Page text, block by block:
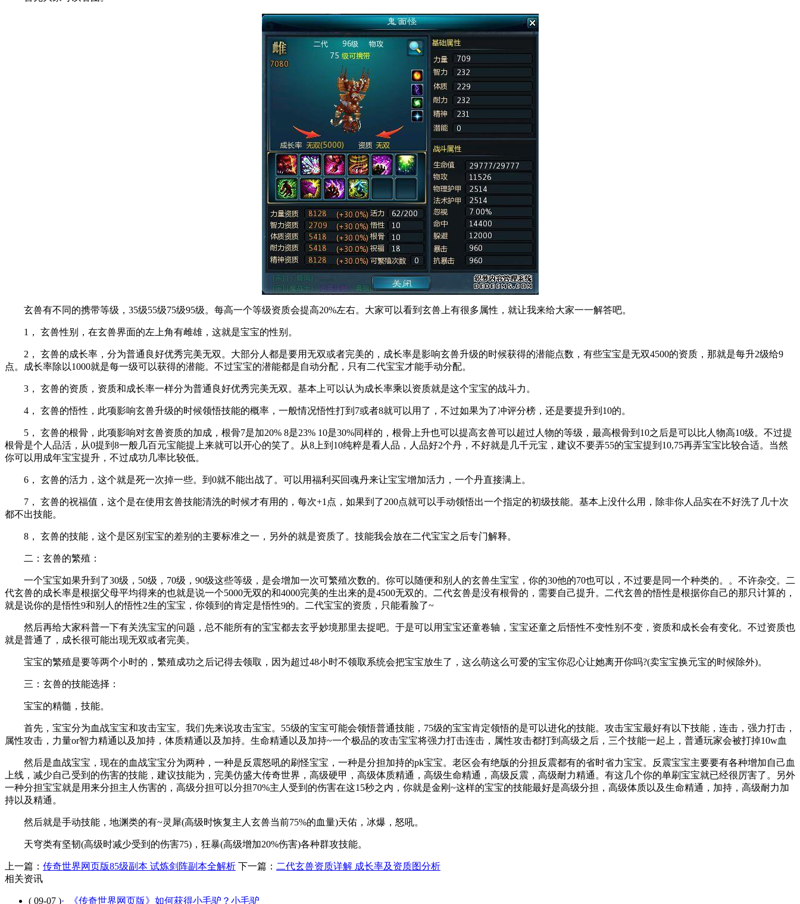
玄兽有不同的携带等级，35级55级75级95级。每高一个等级资质会提高20%左右。大家可以看到玄兽上有很多属性，就让我来给大家一一解答吧。
1， 玄兽性别，在玄兽界面的左上角有雌雄，这就是宝宝的性别。
2， 玄兽的成长率，分为普通良好优秀完美无双。大部分人都是要用无双或者完美的，成长率是影响玄兽升级的时候获得的潜能点数，有些宝宝是无双4500的资质，那就是每升2级给9
点。成长率除以1000就是每一级可以获得的潜能。不过宝宝的潜能都是自动分配，只有二代宝宝才能手动分配。
3， 玄兽的资质，资质和成长率一样分为普通良好优秀完美无双。基本上可以认为成长率乘以资质就是这个宝宝的战斗力。
4， 玄兽的悟性，此项影响玄兽升级的时候领悟技能的概率，一般情况悟性打到7或者8就可以用了，不过如果为了冲评分榜，还是要提升到10的。
5， 玄兽的根骨，此项影响对玄兽资质的加成，根骨7是加20% 8是23% 10是30%同样的，根骨上升也可以提高玄兽可以超过人物的等级，最高根骨到10之后是可以比人物高10级。不过提
根骨是个人品活，从0提到8一般几百元宝能提上来就可以开心的笑了。从8上到10纯粹是看人品，人品好2个丹，不好就是几千元宝，建议不要弄55的宝宝提到10,75再弄宝宝比较合适。当然
你可以用成年宝宝提升，不过成功几率比较低。
6， 玄兽的活力，这个就是死一次掉一些。到0就不能出战了。可以用福利买回魂丹来让宝宝增加活力，一个丹直接满上。
7， 玄兽的祝福值，这个是在使用玄兽技能清洗的时候才有用的，每次+1点，如果到了200点就可以手动领悟出一个指定的初级技能。基本上没什么用，除非你人品实在不好洗了几十次
都不出技能。
8， 玄兽的技能，这个是区别宝宝的差别的主要标准之一，另外的就是资质了。技能我会放在二代宝宝之后专门解释。
二：玄兽的繁殖：
一个宝宝如果升到了30级，50级，70级，90级这些等级，是会增加一次可繁殖次数的。你可以随便和别人的玄兽生宝宝，你的30他的70也可以，不过要是同一个种类的。。不许杂交。二
代玄兽的成长率是根据父母平均得来的也就是说一个5000无双的和4000完美的生出来的是4500无双的。二代玄兽是没有根骨的，需要自己提升。二代玄兽的悟性是根据你自己的那只计算的，
就是说你的是悟性9和别人的悟性2生的宝宝，你领到的肯定是悟性9的。二代宝宝的资质，只能看脸了~
然后再给大家科普一下有关洗宝宝的问题，总不能所有的宝宝都去玄乎妙境那里去捉吧。于是可以用宝宝还童卷轴，宝宝还童之后悟性不变性别不变，资质和成长会有变化。不过资质也
就是普通了，成长很可能出现无双或者完美。
宝宝的繁殖是要等两个小时的，繁殖成功之后记得去领取，因为超过48小时不领取系统会把宝宝放生了，这么萌这么可爱的宝宝你忍心让她离开你吗?(卖宝宝换元宝的时候除外)。
三：玄兽的技能选择：
宝宝的精髓，技能。
首先，宝宝分为血战宝宝和攻击宝宝。我们先来说攻击宝宝。55级的宝宝可能会领悟普通技能，75级的宝宝肯定领悟的是可以进化的技能。攻击宝宝最好有以下技能，连击，强力打击，
属性攻击，力量or智力精通以及加持，体质精通以及加持。生命精通以及加持~一个极品的攻击宝宝将强力打击连击，属性攻击都打到高级之后，三个技能一起上，普通玩家会被打掉10w血
然后是血战宝宝，现在的血战宝宝分为两种，一种是反震怒吼的刷怪宝宝，一种是分担加持的pk宝宝。老区会有绝版的分担反震都有的省时省力宝宝。反震宝宝主要要有各种增加自己血
上线，减少自己受到的伤害的技能，建议技能为，完美仿盛大传奇世界，高级硬甲，高级体质精通，高级生命精通，高级反震，高级耐力精通。有这几个你的单刷宝宝就已经很厉害了。另外
一种分担宝宝就是用来分担主人伤害的，高级分担可以分担70%主人受到的伤害在这15秒之内，你就是金刚~这样的宝宝的技能最好是高级分担，高级体质以及生命精通，加持，高级耐力加
持以及精通。
然后就是手动技能，地渊类的有~灵犀(高级时恢复主人玄兽当前75%的血量)天佑，冰爆，怒吼。
天穹类有坚韧(高级时减少受到的伤害75)，狂暴(高级增加20%伤害)各种群攻技能。
上一篇： 传奇世界网页版85级副本 试炼剑阵副本全解析 下一篇： 二代玄兽资质详解 成长率及资质图分析
相关资讯
( 09-07 )· 《传奇世界网页版》如何获得小毛驴？小毛驴